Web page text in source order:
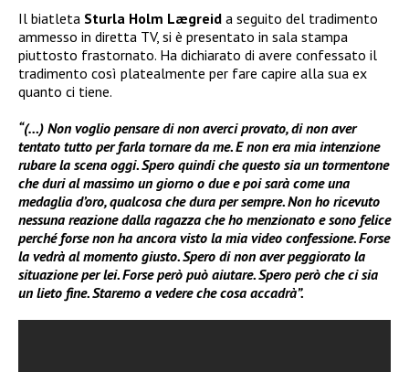
Il biatleta Sturla Holm Lægreid a seguito del tradimento
ammesso in diretta TV, si è presentato in sala stampa
piuttosto frastornato. Ha dichiarato di avere confessato il
tradimento così platealmente per fare capire alla sua ex
quanto ci tiene.
“(…) Non voglio pensare di non averci provato, di non aver
tentato tutto per farla tornare da me.E non era mia intenzione
rubare la scena oggi. Spero quindi che questo sia un tormentone
che duri al massimo un giorno o due e poi sarà come una
medaglia d’oro, qualcosa che dura per sempre. Non ho ricevuto
nessuna reazione dalla ragazza che ho menzionato e sono felice
perché forse non ha ancora visto la mia video confessione. Forse
la vedrà al momento giusto. Spero di non aver peggiorato la
situazione per lei. Forse però può aiutare. Spero però che ci sia
un lieto fine. Staremo a vedere che cosa accadrà”.